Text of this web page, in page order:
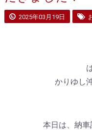
2025年03月19日
かりゆし
本日は、納